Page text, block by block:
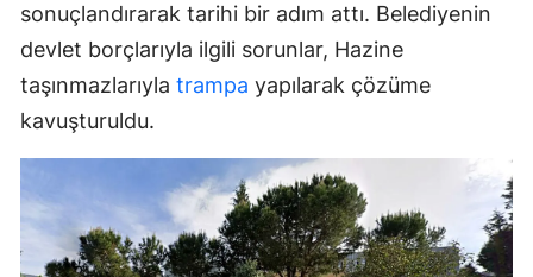
sonuçlandırarak tarihi bir adım attı. Belediyenin
devlet borçlarıyla ilgili sorunlar, Hazine
taşınmazlarıyla trampa yapılarak çözüme
kavuşturuldu.